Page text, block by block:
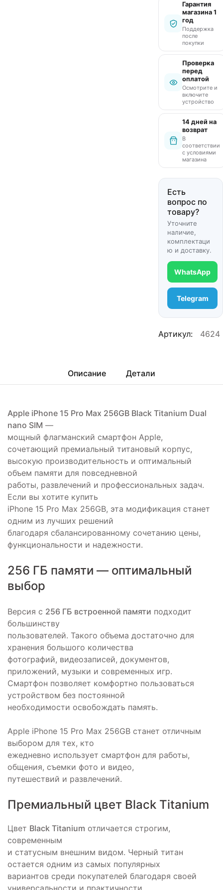
Гарантия
магазина 1
год
Поддержка
после
покупки
Проверка
перед
оплатой
Осмотрите и
включите
устройство
14 дней на
возврат
В
соответствии
с условиями
магазина
Есть
вопрос по
товару?
Уточните
наличие,
комплектаци
ю и доставку.
WhatsApp
Telegram
Артикул: 4624
Описание Детали
Apple iPhone 15 Pro Max 256GB Black Titanium Dual
nano SIM —
мощный флагманский смартфон Apple,
сочетающий премиальный титановый корпус,
высокую производительность и оптимальный
объем памяти для повседневной
работы, развлечений и профессиональных задач.
Если вы хотите купить
iPhone 15 Pro Max 256GB, эта модификация станет
одним из лучших решений
благодаря сбалансированному сочетанию цены,
функциональности и надежности.
256 ГБ памяти — оптимальный
выбор
Версия с 256 ГБ встроенной памяти подходит
большинству
пользователей. Такого объема достаточно для
хранения большого количества
фотографий, видеозаписей, документов,
приложений, музыки и современных игр.
Смартфон позволяет комфортно пользоваться
устройством без постоянной
необходимости освобождать память.
Apple iPhone 15 Pro Max 256GB станет отличным
выбором для тех, кто
ежедневно использует смартфон для работы,
общения, съемки фото и видео,
путешествий и развлечений.
Премиальный цвет Black Titanium
Цвет Black Titanium отличается строгим,
современным
и статусным внешним видом. Черный титан
остается одним из самых популярных
вариантов среди покупателей благодаря своей
универсальности и практичности.